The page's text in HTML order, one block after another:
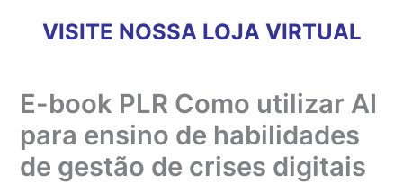
VISITE NOSSA LOJA VIRTUAL
E-book PLR Como utilizar AI
para ensino de habilidades
de gestão de crises digitais